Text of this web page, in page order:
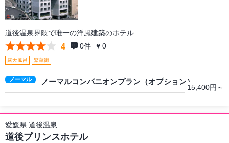
道後温泉界隈で唯一の洋風建築のホテル
4 0件 ♥ 0
露天風呂 繁華街
ノーマル ノーマルコンパニオンプラン（オプション）
15,400円～
愛媛県 道後温泉
道後プリンスホテル